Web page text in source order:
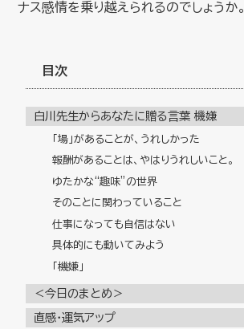
ナス感情を乗り越えられるのでしょうか。
目次
白川先生からあなたに贈る言葉 機嫌
「場」があることが、うれしかった
報酬があることは、やはりうれしいこと。
ゆたかな“趣味”の世界
そのことに関わっていること
仕事になっても自信はない
具体的にも動いてみよう
「機嫌」
＜今日のまとめ＞
直感・運気アップ